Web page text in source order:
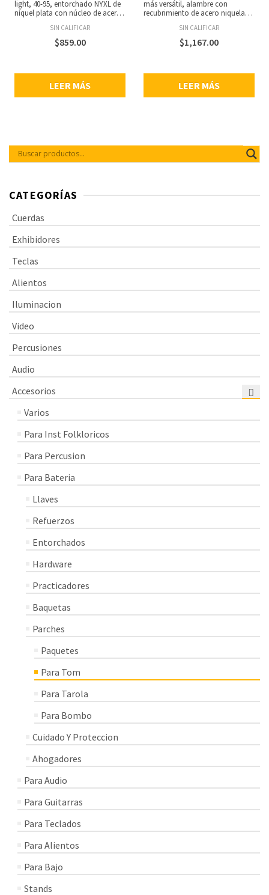
light, 40-95, entorchado NYXL de
níquel plata con núcleo de acero
amplio y gran respuesta
armónica, se adapta a bajos de
escala súper larga, bajos
acentuados, calibres: .045, .065,
SIN CALIFICAR
$859.00
LEER MÁS
más versátil, alambre con
recubrimiento de acero niquelado
más familiar, armónicos
acentuados, núcleo de acero NY
para mejorar la estabilidad de
larga, fabricadas en USA, calibres:
.032, 045, .065, .080, .100, .130.
SIN CALIFICAR
$1,167.00
LEER MÁS
CATEGORÍAS
Cuerdas
Exhibidores
Teclas
Alientos
Iluminacion
Video
Percusiones
Audio
Accesorios
Varios
Para Inst Folkloricos
Para Percusion
Para Bateria
Llaves
Refuerzos
Entorchados
Hardware
Practicadores
Baquetas
Parches
Paquetes
Para Tom
Para Tarola
Para Bombo
Cuidado Y Proteccion
Ahogadores
Para Audio
Para Guitarras
Para Teclados
Para Alientos
Para Bajo
Stands